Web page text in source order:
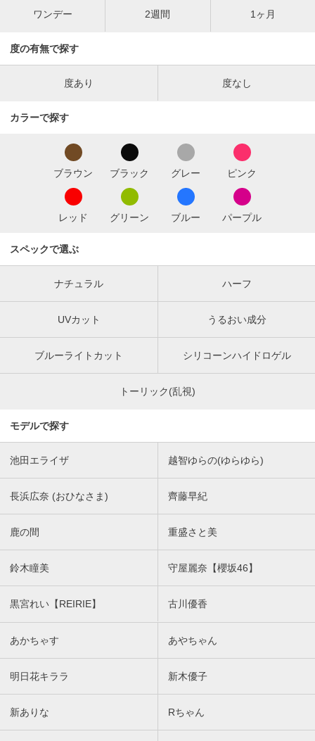
ワンデー 2週間 1ヶ月
度の有無で探す
度あり 度なし
カラーで探す
ブラウン ブラック グレー ピンク
レッド グリーン ブルー パープル
スペックで選ぶ
ナチュラル ハーフ
UVカット うるおい成分
ブルーライトカット シリコーンハイドロゲル
トーリック(乱視)
モデルで探す
池田エライザ 越智ゆらの(ゆらゆら)
長浜広奈 (おひなさま) 齊藤早紀
鹿の間 重盛さと美
鈴木瞳美 守屋麗奈【櫻坂46】
黒宮れい【REIRIE】 古川優香
あかちゃす あやちゃん
明日花キララ 新木優子
新ありな Rちゃん